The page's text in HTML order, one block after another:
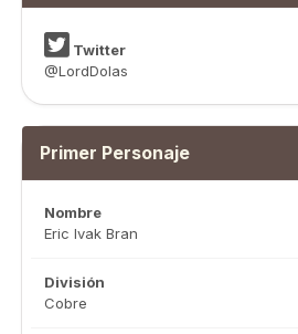
Twitter
@LordDolas
Primer Personaje
Nombre
Eric Ivak Bran
División
Cobre